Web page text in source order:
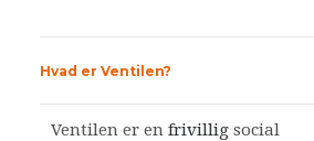
Hvad er Ventilen?
Ventilen er en frivillig social